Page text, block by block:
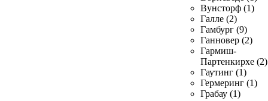
Вунсторф (1)
Галле (2)
Гамбург (9)
Ганновер (2)
Гармиш-
Партенкирхе (2)
Гаутинг (1)
Гермеринг (1)
Грабау (1)